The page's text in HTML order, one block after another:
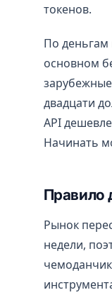
токенов.
По деньгам
основном
двадцати
API
Начинать
Правило
Рынок
недели,